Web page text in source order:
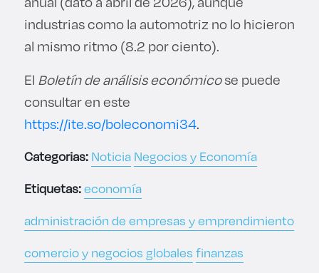
industrias como la automotriz no lo hicieron
al mismo ritmo (8.2 por ciento).
El Boletín de análisis económicose puede
consultar en este
https://ite.so/boleconomi34.
Categorias:Noticia Negocios y Economía
Etiquetas:economía
administración de empresas y emprendimiento
comercio y negocios globalesfinanzas